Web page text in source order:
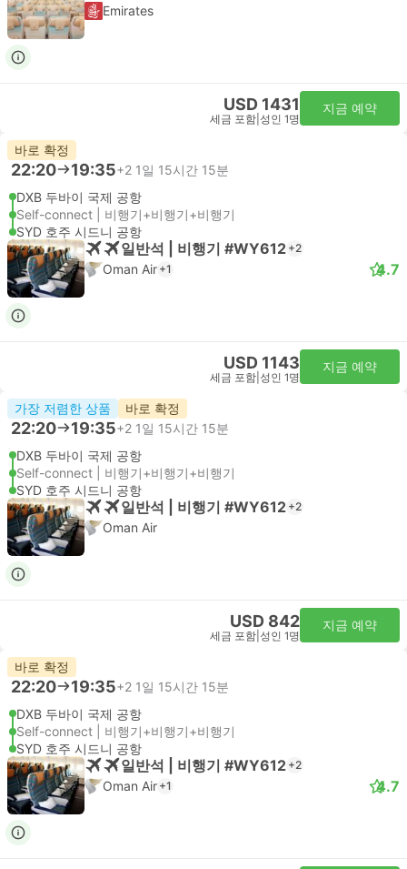
Emirates
USD 1431
세금 포함 성인 1명
지금 예약
바로 확정
22:20 19:35+2 1일 15시간 15분
DXB 두바이 국제 공항
Self-connect | 비행기+비행기+비행기
SYD 호주 시드니 공항
일반석 | 비행기 #WY612 +2
Oman Air +1 4.7
USD 1143
세금 포함 성인 1명
지금 예약
가장 저렴한 상품 바로 확정
22:20 19:35+2 1일 15시간 15분
DXB 두바이 국제 공항
Self-connect | 비행기+비행기+비행기
SYD 호주 시드니 공항
일반석 | 비행기 #WY612 +2
Oman Air
USD 842
세금 포함 성인 1명
지금 예약
바로 확정
22:20 19:35+2 1일 15시간 15분
DXB 두바이 국제 공항
Self-connect | 비행기+비행기+비행기
SYD 호주 시드니 공항
일반석 | 비행기 #WY612 +2
Oman Air +1 4.7